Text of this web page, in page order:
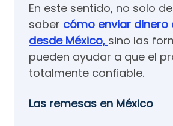
En este sentido, no solo
saber cómo enviar dinero
desde México, sino las
pueden ayudar a que el
totalmente confiable.
Las remesas en México